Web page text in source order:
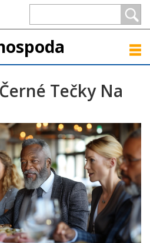
Tečky Na